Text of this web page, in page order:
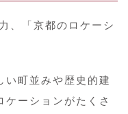
、「京都のロケーシ
い町並みや歴史的建
ーションがたくさ